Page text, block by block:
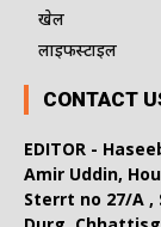
खेल
लाइफस्टाइल
CONTACT
EDITOR -
Amir Uddin,
Sterrt no 27/A ,